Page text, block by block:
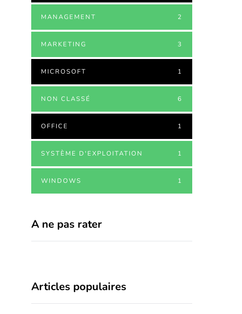
MANAGEMENT 2
MARKETING 3
MICROSOFT 1
NON CLASSÉ 6
OFFICE 1
SYSTÈME D'EXPLOITATION 1
WINDOWS 1
A ne pas rater
Articles populaires